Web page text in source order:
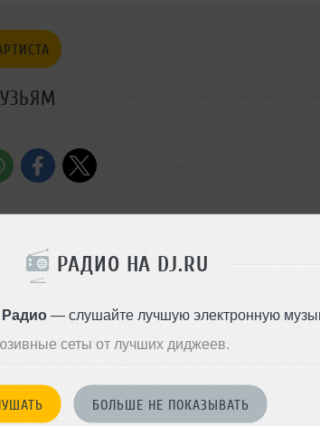
РАДИО НА DJ.RU
Радио— слушайте лучшую электронную
сеты от лучших диджеев.
БОЛЬШЕ НЕ ПОКАЗЫВАТЬ
треков и
и клубную
Стиль: